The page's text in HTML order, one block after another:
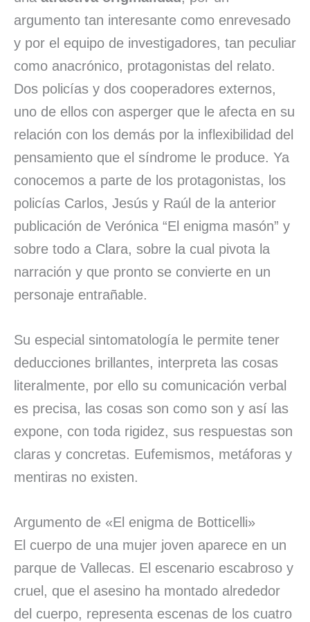
argumento tan interesante como enrevesado
y por el equipo de investigadores, tan peculiar
como anacrónico, protagonistas del relato.
Dos policías y dos cooperadores externos,
uno de ellos con asperger que le afecta en su
relación con los demás por la inflexibilidad del
pensamiento que el síndrome le produce. Ya
conocemos a parte de los protagonistas, los
policías Carlos, Jesús y Raúl de la anterior
publicación de Verónica “El enigma masón” y
sobre todo a Clara, sobre la cual pivota la
narración y que pronto se convierte en un
personaje entrañable.
Su especial sintomatología le permite tener
deducciones brillantes, interpreta las cosas
literalmente, por ello su comunicación verbal
es precisa, las cosas son como son y así las
expone, con toda rigidez, sus respuestas son
claras y concretas. Eufemismos, metáforas y
mentiras no existen.
Argumento de «El enigma de Botticelli»
El cuerpo de una mujer joven aparece en un
parque de Vallecas. El escenario escabroso y
cruel, que el asesino ha montado alrededor
del cuerpo, representa escenas de los cuatro